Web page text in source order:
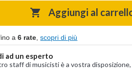
 Aggiungi al
a6 rate ,scopri di più
ad un esperto
staff di musicisti è a vostra